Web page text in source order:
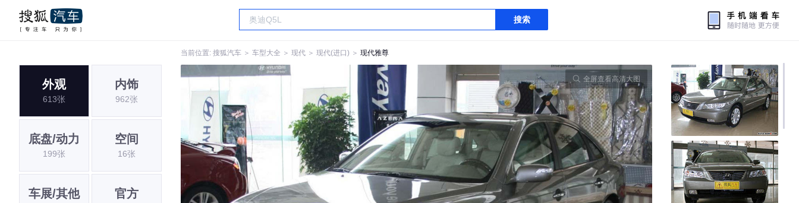
搜索
当前位置: 搜狐汽车 ＞ 车型大全 ＞ 现代 ＞ 现代(进口) ＞ 现代雅尊
外观
613张
内饰
962张
底盘/动力
199张
空间
16张
车展/其他 官方
全屏查看高清大图